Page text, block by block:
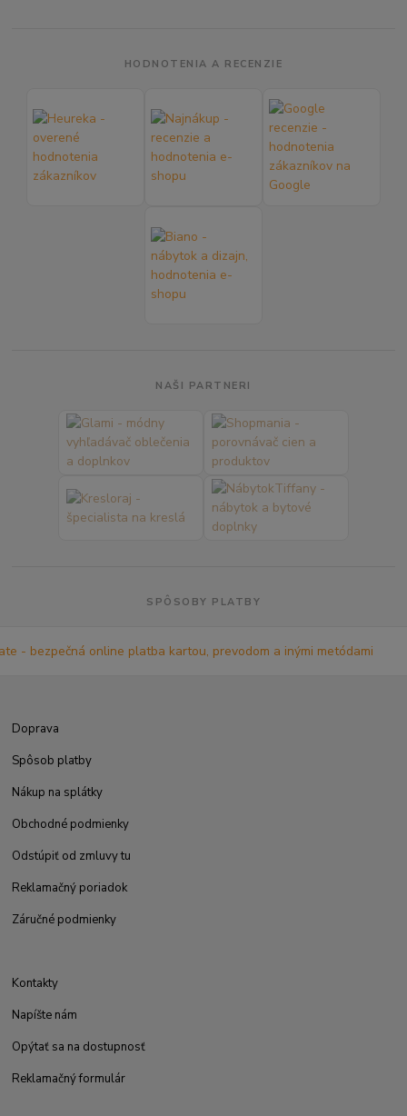
HODNOTENIA A RECENZIE
NAŠI PARTNERI
SPÔSOBY PLATBY
Doprava
Spôsob platby
Nákup na splátky
Obchodné podmienky
Odstúpiť od zmluvy tu
Reklamačný poriadok
Záručné podmienky
Kontakty
Napíšte nám
Opýtať sa na dostupnosť
Reklamačný formulár